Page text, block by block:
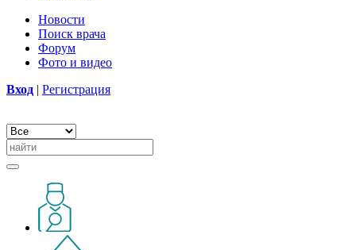
Новости
Поиск врача
Форум
Фото и видео
Вход | Регистрация